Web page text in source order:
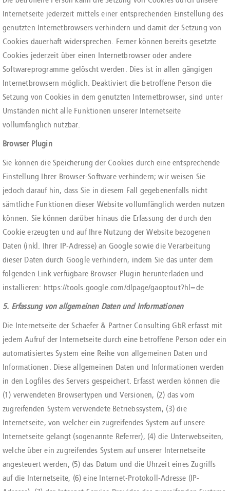
Internetseite jederzeit mittels einer entsprechenden Einstellung des
genutzten Internetbrowsers verhindern und damit der Setzung von
Cookies dauerhaft widersprechen. Ferner können bereits gesetzte
Cookies jederzeit über einen Internetbrowser oder andere
Softwareprogramme gelöscht werden. Dies ist in allen gängigen
Internetbrowsern möglich. Deaktiviert die betroffene Person die
Setzung von Cookies in dem genutzten Internetbrowser, sind unter
Umständen nicht alle Funktionen unserer Internetseite
vollumfänglich nutzbar.
Browser Plugin
Sie können die Speicherung der Cookies durch eine entsprechende
Einstellung Ihrer Browser-Software verhindern; wir weisen Sie
jedoch darauf hin, dass Sie in diesem Fall gegebenenfalls nicht
sämtliche Funktionen dieser Website vollumfänglich werden nutzen
können. Sie können darüber hinaus die Erfassung der durch den
Cookie erzeugten und auf Ihre Nutzung der Website bezogenen
Daten (inkl. Ihrer IP-Adresse) an Google sowie die Verarbeitung
dieser Daten durch Google verhindern, indem Sie das unter dem
folgenden Link verfügbare Browser-Plugin herunterladen und
installieren: https://tools.google.com/dlpage/gaoptout?hl=de
5. Erfassung von allgemeinen Daten und Informationen
Die Internetseite der Schaefer & Partner Consulting GbR erfasst mit
jedem Aufruf der Internetseite durch eine betroffene Person oder ein
automatisiertes System eine Reihe von allgemeinen Daten und
Informationen. Diese allgemeinen Daten und Informationen werden
in den Logfiles des Servers gespeichert. Erfasst werden können die
(1) verwendeten Browsertypen und Versionen, (2) das vom
zugreifenden System verwendete Betriebssystem, (3) die
Internetseite, von welcher ein zugreifendes System auf unsere
Internetseite gelangt (sogenannte Referrer), (4) die Unterwebseiten,
welche über ein zugreifendes System auf unserer Internetseite
angesteuert werden, (5) das Datum und die Uhrzeit eines Zugriffs
auf die Internetseite, (6) eine Internet-Protokoll-Adresse (IP-